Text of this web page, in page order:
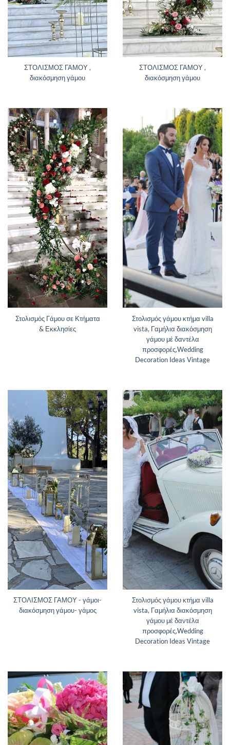
ΣΤΟΛΙΣΜΟΣ ΓΑΜΟΥ ,
διακόσμηση γάμου
ΣΤΟΛΙΣΜΟΣ ΓΑΜΟΥ ,
διακόσμηση γάμου
Στολισμός Γάμου σε Κτήματα
& Εκκλησίες
Στολισμός γάμου κτήμα villa
vista, Γαμήλια διακόσμηση
γάμου μέ δαντέλα
προσφορές,Wedding
Decoration Ideas Vintage
ΣΤΟΛΙΣΜΟΣ ΓΑΜΟΥ - γάμοι-
διακόσμηση γάμου- γάμος
Στολισμός γάμου κτήμα villa
vista, Γαμήλια διακόσμηση
γάμου μέ δαντέλα
προσφορές,Wedding
Decoration Ideas Vintage